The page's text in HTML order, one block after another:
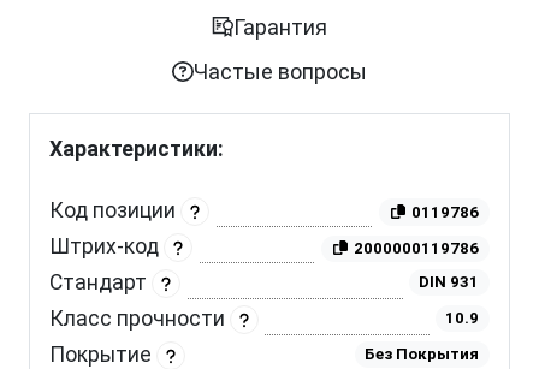
Гарантия
Частые вопросы
Характеристики:
Код позиции 0119786
Штрих-код 2000000119786
Стандарт DIN 931
Класс прочности 10.9
Покрытие Без Покрытия